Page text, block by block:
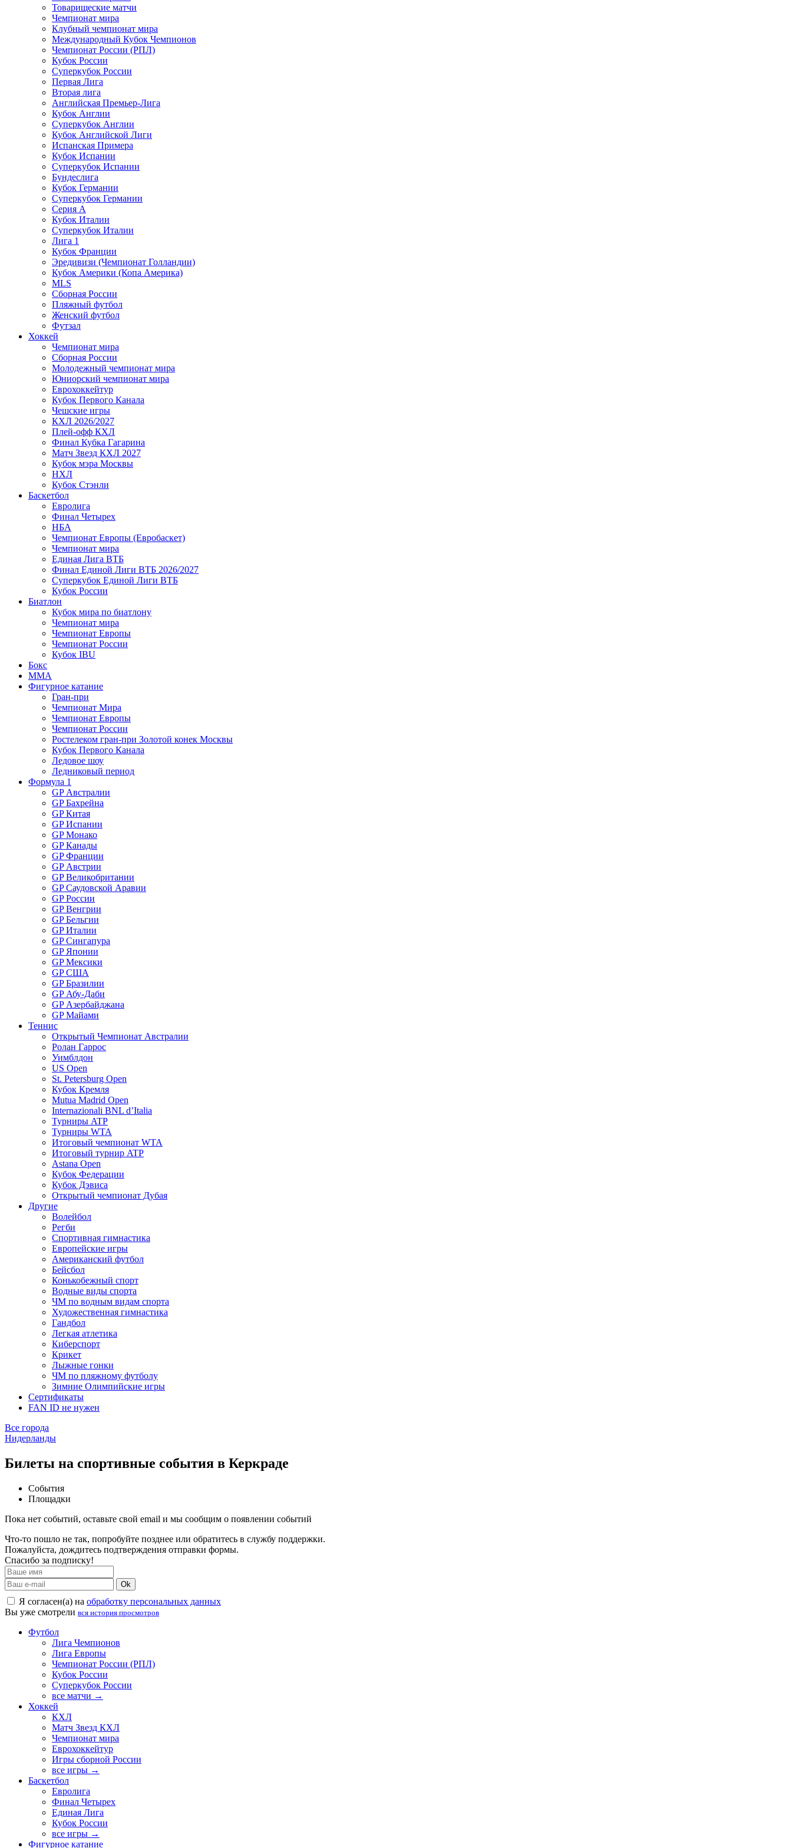
Товарищеские матчи
Чемпионат мира
Клубный чемпионат мира
Международный Кубок Чемпионов
Чемпионат России (РПЛ)
Кубок России
Суперкубок России
Первая Лига
Вторая лига
Английская Премьер-Лига
Кубок Англии
Суперкубок Англии
Кубок Английской Лиги
Испанская Примера
Кубок Испании
Суперкубок Испании
Бундеслига
Кубок Германии
Суперкубок Германии
Серия А
Кубок Италии
Суперкубок Италии
Лига 1
Кубок Франции
Эредивизи (Чемпионат Голландии)
Кубок Америки (Копа Америка)
MLS
Сборная России
Пляжный футбол
Женский футбол
Футзал
Хоккей
Чемпионат мира
Сборная России
Молодежный чемпионат мира
Юниорский чемпионат мира
Еврохоккейтур
Кубок Первого Канала
Чешские игры
КХЛ 2026/2027
Плей-офф КХЛ
Финал Кубка Гагарина
Матч Звезд КХЛ 2027
Кубок мэра Москвы
НХЛ
Кубок Стэнли
Баскетбол
Евролига
Финал Четырех
НБА
Чемпионат Европы (Евробаскет)
Чемпионат мира
Единая Лига ВТБ
Финал Единой Лиги ВТБ 2026/2027
Суперкубок Единой Лиги ВТБ
Кубок России
Биатлон
Кубок мира по биатлону
Чемпионат мира
Чемпионат Европы
Чемпионат России
Кубок IBU
Бокс
MMA
Фигурное катание
Гран-при
Чемпионат Мира
Чемпионат Европы
Чемпионат России
Ростелеком гран-при Золотой конек Москвы
Кубок Первого Канала
Ледовое шоу
Ледниковый период
Формула 1
GP Австралии
GP Бахрейна
GP Китая
GP Испании
GP Монако
GP Канады
GP Франции
GP Австрии
GP Великобритании
GP Саудовской Аравии
GP России
GP Венгрии
GP Бельгии
GP Италии
GP Сингапура
GP Японии
GP Мексики
GP США
GP Бразилии
GP Абу-Даби
GP Азербайджана
GP Майами
Теннис
Открытый Чемпионат Австралии
Ролан Гаррос
Уимблдон
US Open
St. Petersburg Open
Кубок Кремля
Mutua Madrid Open
Internazionali BNL d’Italia
Турниры ATP
Турниры WTA
Итоговый чемпионат WTA
Итоговый турнир ATP
Astana Open
Кубок Федерации
Кубок Дэвиса
Открытый чемпионат Дубая
Другие
Волейбол
Регби
Спортивная гимнастика
Европейские игры
Американский футбол
Бейсбол
Конькобежный спорт
Водные виды спорта
ЧМ по водным видам спорта
Художественная гимнастика
Гандбол
Легкая атлетика
Киберспорт
Крикет
Лыжные гонки
ЧМ по пляжному футболу
Зимние Олимпийские игры
Сертификаты
FAN ID не нужен
Все города
Нидерланды
Билеты на спортивные события в Керкраде
События
Площадки
Пока нет событий, оставьте свой email и мы сообщим о появлении событий
Что-то пошло не так, попробуйте позднее или обратитесь в службу поддержки.
Пожалуйста, дождитесь подтверждения отправки формы.
Спасибо за подписку!
Ok
Я согласен(а) на обработку персональных данных
Вы уже смотрели вся история просмотров
Футбол
Лига Чемпионов
Лига Европы
Чемпионат России (РПЛ)
Кубок России
Суперкубок России
все матчи →
Хоккей
КХЛ
Матч Звезд КХЛ
Чемпионат мира
Еврохоккейтур
Игры сборной России
все игры →
Баскетбол
Евролига
Финал Четырех
Единая Лига
Кубок России
все игры →
Фигурное катание